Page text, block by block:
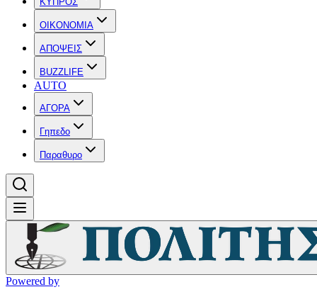
OIKONOMIA
ΑΠΟΨΕΙΣ
BUZZLIFE
AUTO
ΑΓΟΡΑ
Γηπεδο
Παραθυρο
Powered by